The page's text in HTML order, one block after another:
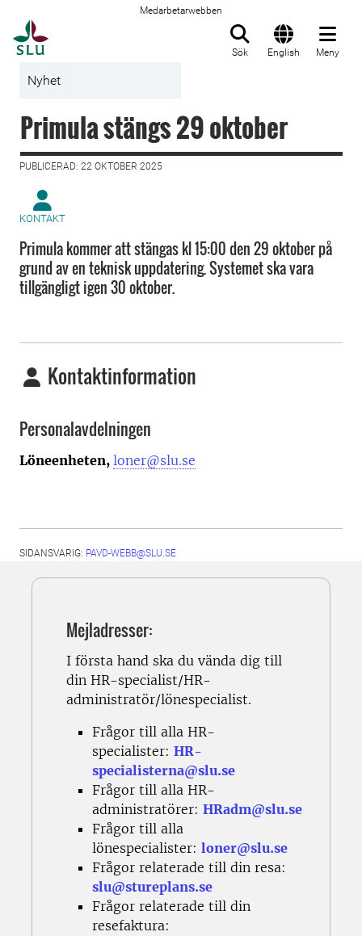
Medarbetarwebben
Sök English Meny
Nyhet
Primula stängs 29 oktober
PUBLICERAD: 22 OKTOBER 2025
KONTAKT
Primula kommer att stängas kl 15:00 den 29 oktober på
grund av en teknisk uppdatering. Systemet ska vara
tillgängligt igen 30 oktober.
Kontaktinformation
Personalavdelningen
Löneenheten, loner@slu.se
SIDANSVARIG: PAVD-WEBB@SLU.SE
Mejladresser:
I första hand ska du vända dig till
din HR-specialist/HR-
administratör/lönespecialist.
Frågor till alla HR-
specialister: HR-
specialisterna@slu.se
Frågor till alla HR-
administratörer: HRadm@slu.se
Frågor till alla
lönespecialister: loner@slu.se
Frågor relaterade till din resa:
slu@stureplans.se
Frågor relaterade till din
resefaktura: